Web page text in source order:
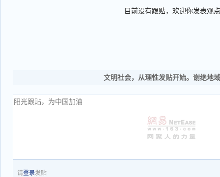
目前没有跟贴，欢迎你发表观点
文明社会，从理性发贴开始。谢绝地
请登录发贴